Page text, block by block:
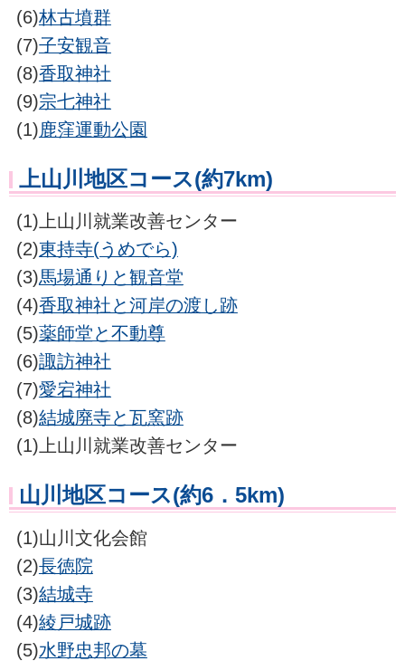
(6)林古墳群
(7)子安観音
(8)香取神社
(9)宗七神社
(1)鹿窪運動公園
上山川地区コース(約7km)
(1)上山川就業改善センター
(2)東持寺(うめでら)
(3)馬場通りと観音堂
(4)香取神社と河岸の渡し跡
(5)薬師堂と不動尊
(6)諏訪神社
(7)愛宕神社
(8)結城廃寺と瓦窯跡
(1)上山川就業改善センター
山川地区コース(約6．5km)
(1)山川文化会館
(2)長徳院
(3)結城寺
(4)綾戸城跡
(5)水野忠邦の墓